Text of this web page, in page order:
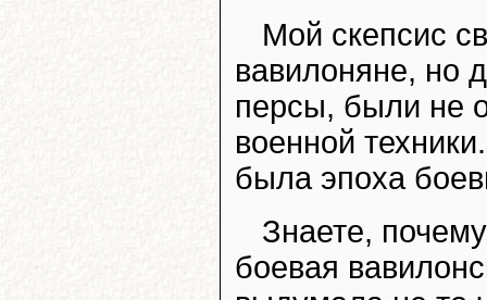
Мой скепсис
вавилоняне, но
персы, были не
военной
была эпоха
Знаете,
боевая